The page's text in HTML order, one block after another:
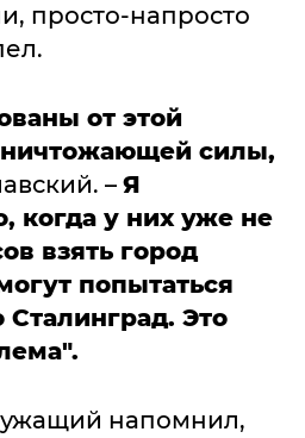
просто-напросто
от этой
силы,
– Я
когда у них уже не
взять город
попытаться
Сталинград. Это
напомнил,